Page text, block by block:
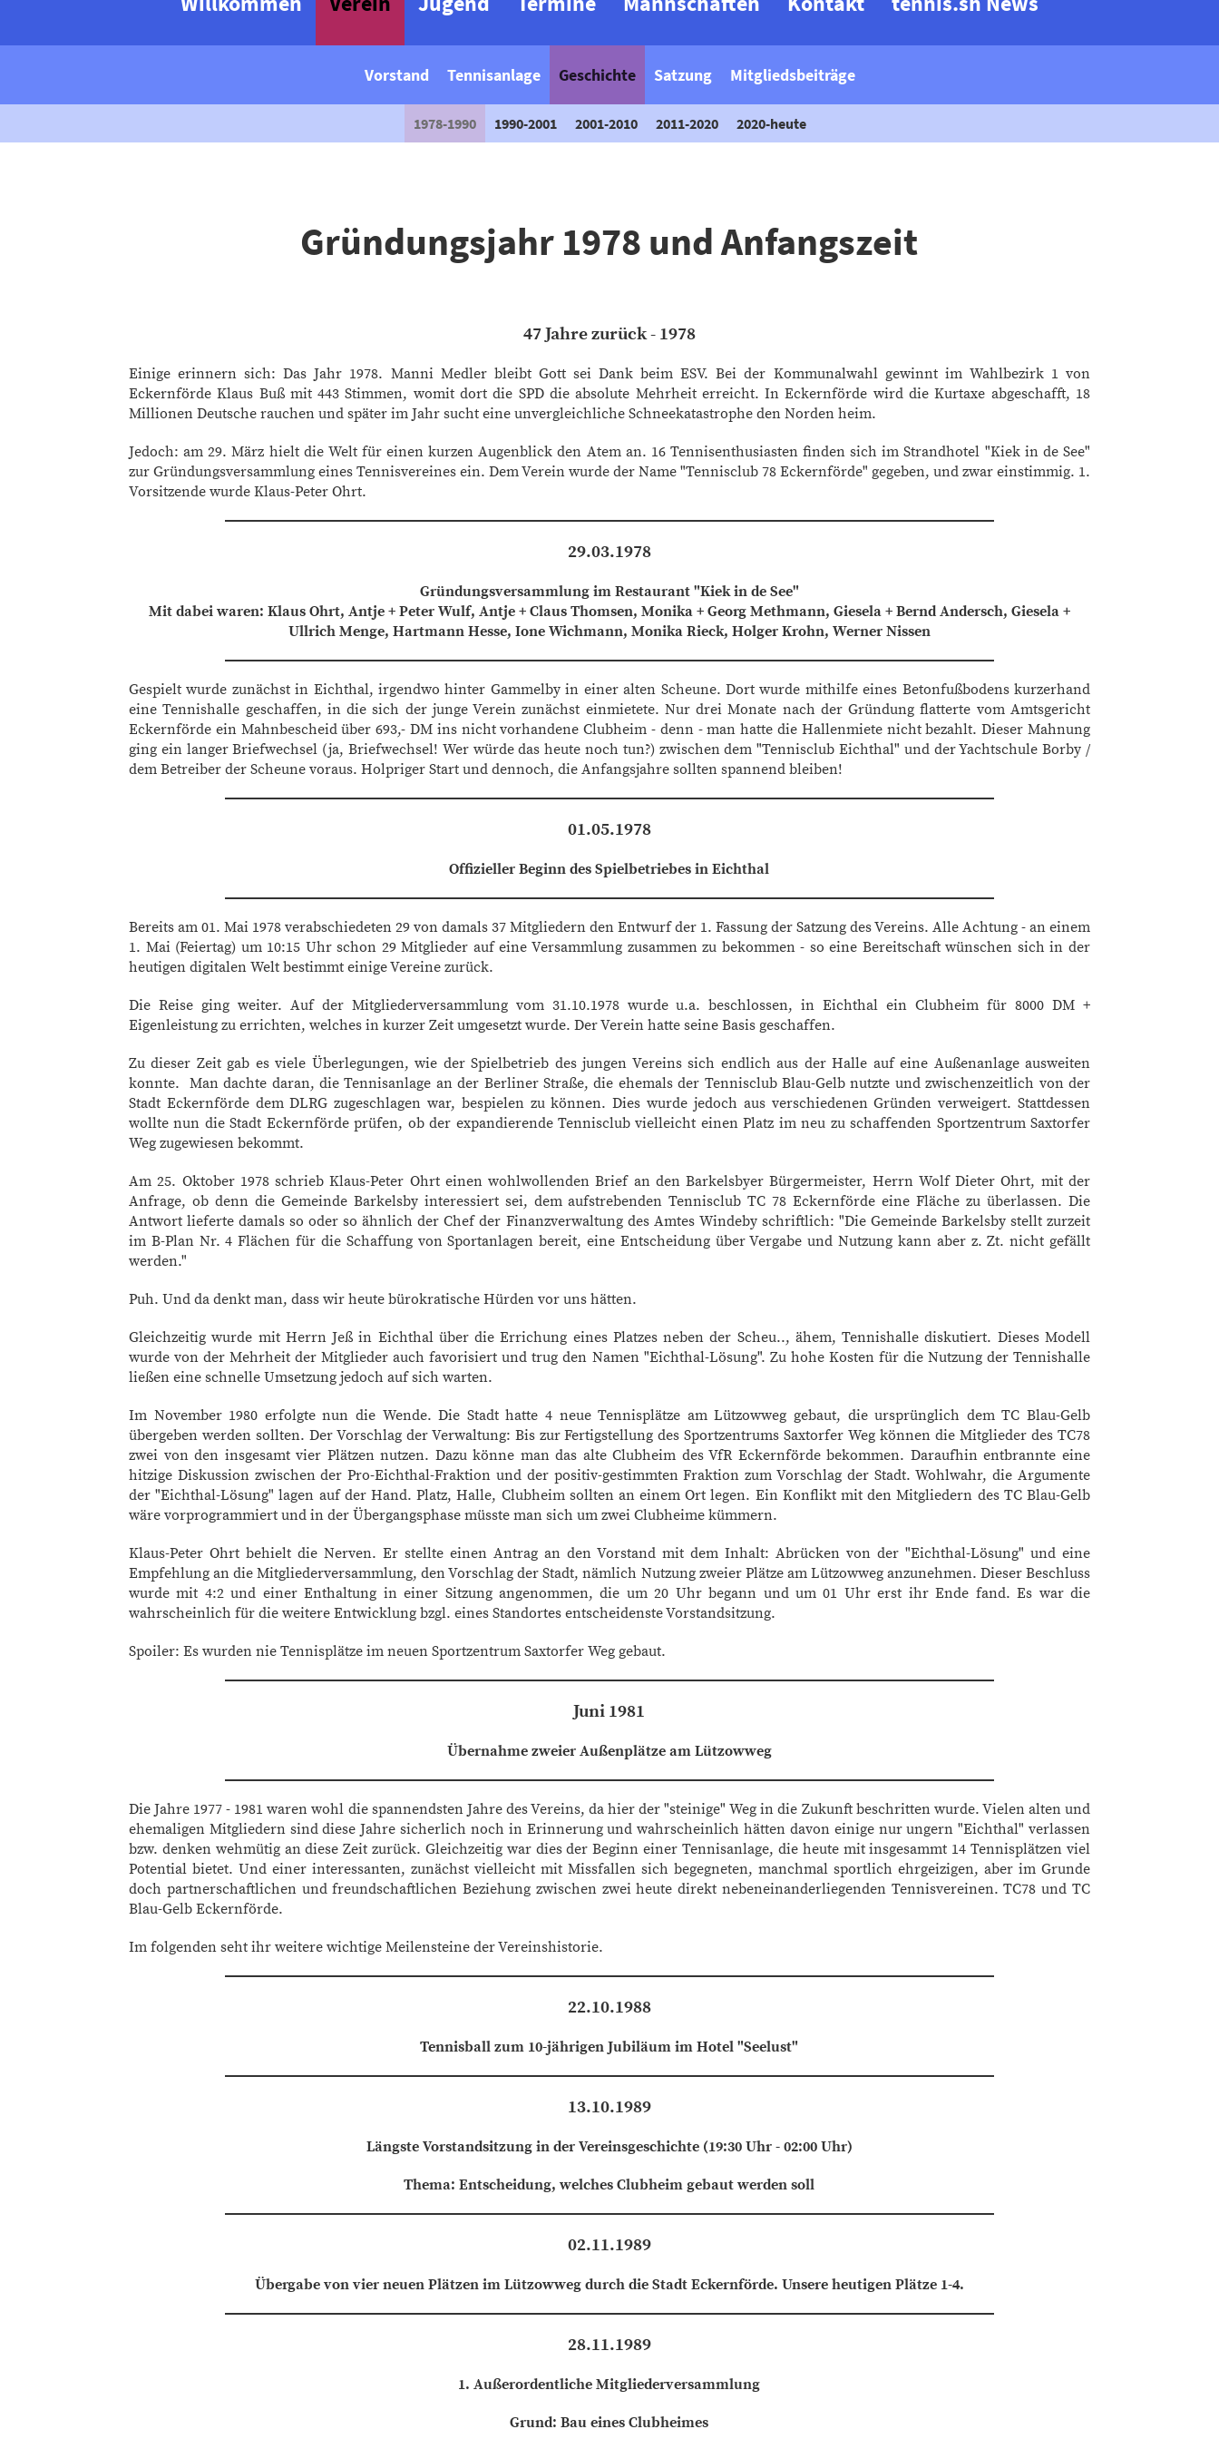
Vorstand Tennisanlage Geschichte Satzung Mitgliedsbeiträge
1978-1990 1990-2001 2001-2010 2011-2020 2020-heute
Gründungsjahr 1978 und Anfangszeit
47 Jahre zurück - 1978
Einige erinnern sich: Das Jahr 1978. Manni Medler bleibt Gott sei Dank beim ESV. Bei der Kommunalwahl gewinnt im Wahlbezirk 1 von
Eckernförde Klaus Buß mit 443 Stimmen, womit dort die SPD die absolute Mehrheit erreicht. In Eckernförde wird die Kurtaxe abgeschafft, 18
Millionen Deutsche rauchen und später im Jahr sucht eine unvergleichliche Schneekatastrophe den Norden heim.
Jedoch: am 29. März hielt die Welt für einen kurzen Augenblick den Atem an. 16 Tennisenthusiasten finden sich im Strandhotel "Kiek in de See"
zur Gründungsversammlung eines Tennisvereines ein. Dem Verein wurde der Name "Tennisclub 78 Eckernförde" gegeben, und zwar einstimmig. 1.
Vorsitzende wurde Klaus-Peter Ohrt.
29.03.1978
Gründungsversammlung im Restaurant "Kiek in de See"
Mit dabei waren: Klaus Ohrt, Antje + Peter Wulf, Antje + Claus Thomsen, Monika + Georg Methmann, Giesela + Bernd Andersch, Giesela +
Ullrich Menge, Hartmann Hesse, Ione Wichmann, Monika Rieck, Holger Krohn, Werner Nissen
Gespielt wurde zunächst in Eichthal, irgendwo hinter Gammelby in einer alten Scheune. Dort wurde mithilfe eines Betonfußbodens kurzerhand
eine Tennishalle geschaffen, in die sich der junge Verein zunächst einmietete. Nur drei Monate nach der Gründung flatterte vom Amtsgericht
Eckernförde ein Mahnbescheid über 693,- DM ins nicht vorhandene Clubheim - denn - man hatte die Hallenmiete nicht bezahlt. Dieser Mahnung
ging ein langer Briefwechsel (ja, Briefwechsel! Wer würde das heute noch tun?) zwischen dem "Tennisclub Eichthal" und der Yachtschule Borby /
dem Betreiber der Scheune voraus. Holpriger Start und dennoch, die Anfangsjahre sollten spannend bleiben!
01.05.1978
Offizieller Beginn des Spielbetriebes in Eichthal
Bereits am 01. Mai 1978 verabschiedeten 29 von damals 37 Mitgliedern den Entwurf der 1. Fassung der Satzung des Vereins. Alle Achtung - an einem
1. Mai (Feiertag) um 10:15 Uhr schon 29 Mitglieder auf eine Versammlung zusammen zu bekommen - so eine Bereitschaft wünschen sich in der
heutigen digitalen Welt bestimmt einige Vereine zurück.
Die Reise ging weiter. Auf der Mitgliederversammlung vom 31.10.1978 wurde u.a. beschlossen, in Eichthal ein Clubheim für 8000 DM +
Eigenleistung zu errichten, welches in kurzer Zeit umgesetzt wurde. Der Verein hatte seine Basis geschaffen.
Zu dieser Zeit gab es viele Überlegungen, wie der Spielbetrieb des jungen Vereins sich endlich aus der Halle auf eine Außenanlage ausweiten
konnte. Man dachte daran, die Tennisanlage an der Berliner Straße, die ehemals der Tennisclub Blau-Gelb nutzte und zwischenzeitlich von der
Stadt Eckernförde dem DLRG zugeschlagen war, bespielen zu können. Dies wurde jedoch aus verschiedenen Gründen verweigert. Stattdessen
wollte nun die Stadt Eckernförde prüfen, ob der expandierende Tennisclub vielleicht einen Platz im neu zu schaffenden Sportzentrum Saxtorfer
Weg zugewiesen bekommt.
Am 25. Oktober 1978 schrieb Klaus-Peter Ohrt einen wohlwollenden Brief an den Barkelsbyer Bürgermeister, Herrn Wolf Dieter Ohrt, mit der
Anfrage, ob denn die Gemeinde Barkelsby interessiert sei, dem aufstrebenden Tennisclub TC 78 Eckernförde eine Fläche zu überlassen. Die
Antwort lieferte damals so oder so ähnlich der Chef der Finanzverwaltung des Amtes Windeby schriftlich: "Die Gemeinde Barkelsby stellt zurzeit
im B-Plan Nr. 4 Flächen für die Schaffung von Sportanlagen bereit, eine Entscheidung über Vergabe und Nutzung kann aber z. Zt. nicht gefällt
werden."
Puh. Und da denkt man, dass wir heute bürokratische Hürden vor uns hätten.
Gleichzeitig wurde mit Herrn Jeß in Eichthal über die Errichung eines Platzes neben der Scheu.., ähem, Tennishalle diskutiert. Dieses Modell
wurde von der Mehrheit der Mitglieder auch favorisiert und trug den Namen "Eichthal-Lösung". Zu hohe Kosten für die Nutzung der Tennishalle
ließen eine schnelle Umsetzung jedoch auf sich warten.
Im November 1980 erfolgte nun die Wende. Die Stadt hatte 4 neue Tennisplätze am Lützowweg gebaut, die ursprünglich dem TC Blau-Gelb
übergeben werden sollten. Der Vorschlag der Verwaltung: Bis zur Fertigstellung des Sportzentrums Saxtorfer Weg können die Mitglieder des TC78
zwei von den insgesamt vier Plätzen nutzen. Dazu könne man das alte Clubheim des VfR Eckernförde bekommen. Daraufhin entbrannte eine
hitzige Diskussion zwischen der Pro-Eichthal-Fraktion und der positiv-gestimmten Fraktion zum Vorschlag der Stadt. Wohlwahr, die Argumente
der "Eichthal-Lösung" lagen auf der Hand. Platz, Halle, Clubheim sollten an einem Ort legen. Ein Konflikt mit den Mitgliedern des TC Blau-Gelb
wäre vorprogrammiert und in der Übergangsphase müsste man sich um zwei Clubheime kümmern.
Klaus-Peter Ohrt behielt die Nerven. Er stellte einen Antrag an den Vorstand mit dem Inhalt: Abrücken von der "Eichthal-Lösung" und eine
Empfehlung an die Mitgliederversammlung, den Vorschlag der Stadt, nämlich Nutzung zweier Plätze am Lützowweg anzunehmen. Dieser Beschluss
wurde mit 4:2 und einer Enthaltung in einer Sitzung angenommen, die um 20 Uhr begann und um 01 Uhr erst ihr Ende fand. Es war die
wahrscheinlich für die weitere Entwicklung bzgl. eines Standortes entscheidenste Vorstandsitzung.
Spoiler: Es wurden nie Tennisplätze im neuen Sportzentrum Saxtorfer Weg gebaut.
Juni 1981
Übernahme zweier Außenplätze am Lützowweg
Die Jahre 1977 - 1981 waren wohl die spannendsten Jahre des Vereins, da hier der "steinige" Weg in die Zukunft beschritten wurde. Vielen alten und
ehemaligen Mitgliedern sind diese Jahre sicherlich noch in Erinnerung und wahrscheinlich hätten davon einige nur ungern "Eichthal" verlassen
bzw. denken wehmütig an diese Zeit zurück. Gleichzeitig war dies der Beginn einer Tennisanlage, die heute mit insgesammt 14 Tennisplätzen viel
Potential bietet. Und einer interessanten, zunächst vielleicht mit Missfallen sich begegneten, manchmal sportlich ehrgeizigen, aber im Grunde
doch partnerschaftlichen und freundschaftlichen Beziehung zwischen zwei heute direkt nebeneinanderliegenden Tennisvereinen. TC78 und TC
Blau-Gelb Eckernförde.
Im folgenden seht ihr weitere wichtige Meilensteine der Vereinshistorie.
22.10.1988
Tennisball zum 10-jährigen Jubiläum im Hotel "Seelust"
13.10.1989
Längste Vorstandsitzung in der Vereinsgeschichte (19:30 Uhr - 02:00 Uhr)
Thema: Entscheidung, welches Clubheim gebaut werden soll
02.11.1989
Übergabe von vier neuen Plätzen im Lützowweg durch die Stadt Eckernförde. Unsere heutigen Plätze 1-4.
28.11.1989
1. Außerordentliche Mitgliederversammlung
Grund: Bau eines Clubheimes